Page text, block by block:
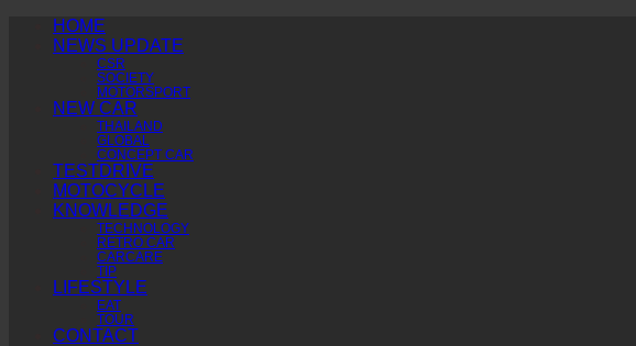
HOME
NEWS UPDATE
CSR
SOCIETY
MOTORSPORT
NEW CAR
THAILAND
GLOBAL
CONCEPT CAR
TESTDRIVE
MOTOCYCLE
KNOWLEDGE
TECHNOLOGY
RETRO CAR
CARCARE
TIP
LIFESTYLE
EAT
TOUR
CONTACT